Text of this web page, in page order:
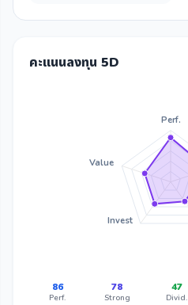
คะแนนลงทุน 5D
Perf.
Invest
Value
86
Perf.
78
Strong
47
Divid.